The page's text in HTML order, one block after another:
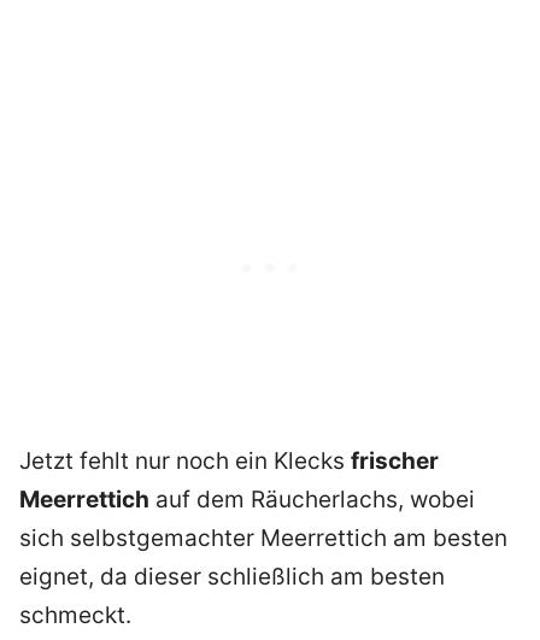
Jetzt fehlt nur noch ein Klecks frischer
Meerrettich auf dem Räucherlachs, wobei
sich selbstgemachter Meerrettich am besten
eignet, da dieser schließlich am besten
schmeckt.